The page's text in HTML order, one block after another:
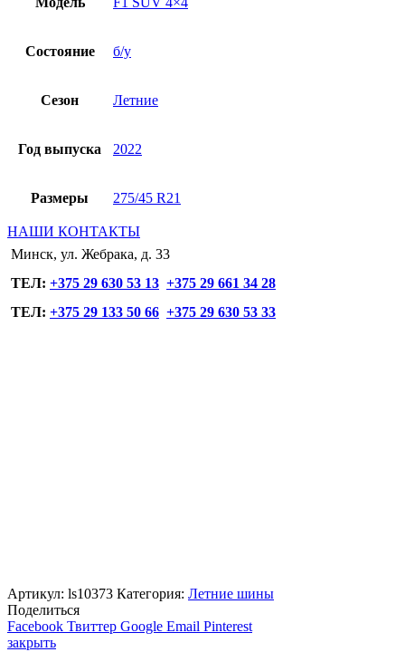
Состояние б/у
Сезон Летние
Год выпуска 2022
Размеры 275/45 R21
НАШИ КОНТАКТЫ
Минск, ул. Жебрака, д. 33
ТЕЛ: +375 29 630 53 13 +375 29 661 34 28
ТЕЛ: +375 29 133 50 66 +375 29 630 53 33
Артикул: ls10373 Категория: Летние шины
Поделиться
Facebook Твиттер Google Email Pinterest
закрыть